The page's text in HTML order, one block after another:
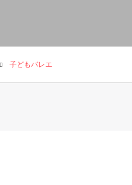
子どもバレエ